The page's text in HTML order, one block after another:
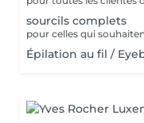
sourcils complets
pour celles qui
Épilation au fil /